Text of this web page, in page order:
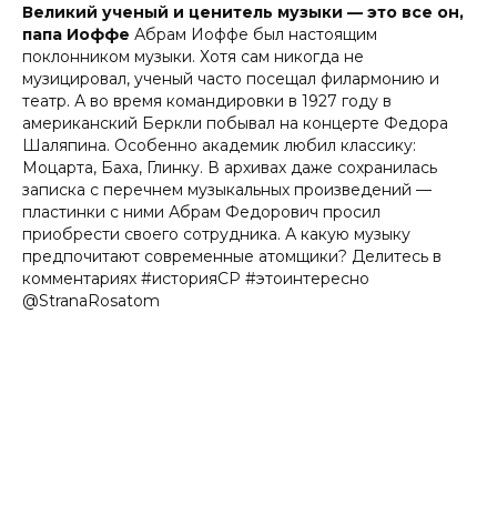
Великий ученый и ценитель музыки — это все он,
папа Иоффе Абрам Иоффе был настоящим
поклонником музыки. Хотя сам никогда не
музицировал, ученый часто посещал филармонию и
театр. А во время командировки в 1927 году в
американский Беркли побывал на концерте Федора
Шаляпина. Особенно академик любил классику:
Моцарта, Баха, Глинку. В архивах даже сохранилась
записка с перечнем музыкальных произведений —
пластинки с ними Абрам Федорович просил
приобрести своего сотрудника. А какую музыку
предпочитают современные атомщики? Делитесь в
комментариях #историяСР #этоинтересно
@StranaRosatom